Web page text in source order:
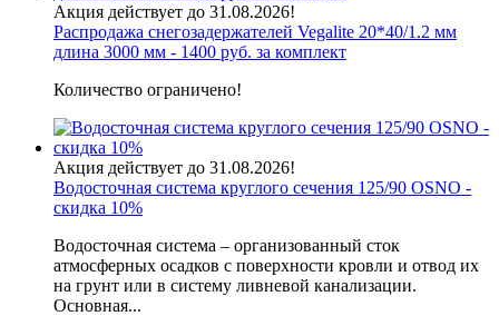
Акция действует до 31.08.2026!
Распродажа снегозадержателей Vegalite 20*40/1.2 мм
длина 3000 мм - 1400 руб. за комплект
Количество ограничено!
Акция действует до 31.08.2026!
Водосточная система круглого сечения 125/90 OSNO -
скидка 10%
Водосточная система – организованный сток
атмосферных осадков с поверхности кровли и отвод их
на грунт или в систему ливневой канализации.
Основная...